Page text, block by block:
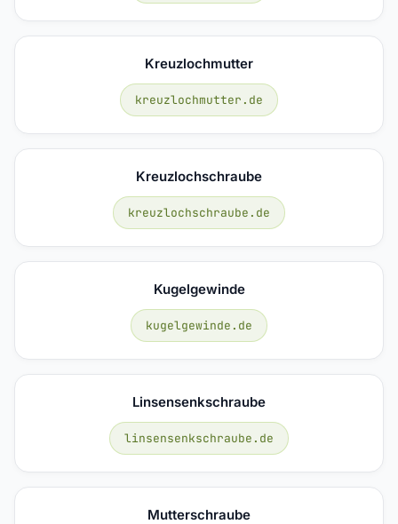
Kreuzlochmutter
kreuzlochmutter.de
Kreuzlochschraube
kreuzlochschraube.de
Kugelgewinde
kugelgewinde.de
Linsensenkschraube
linsensenkschraube.de
Mutterschraube